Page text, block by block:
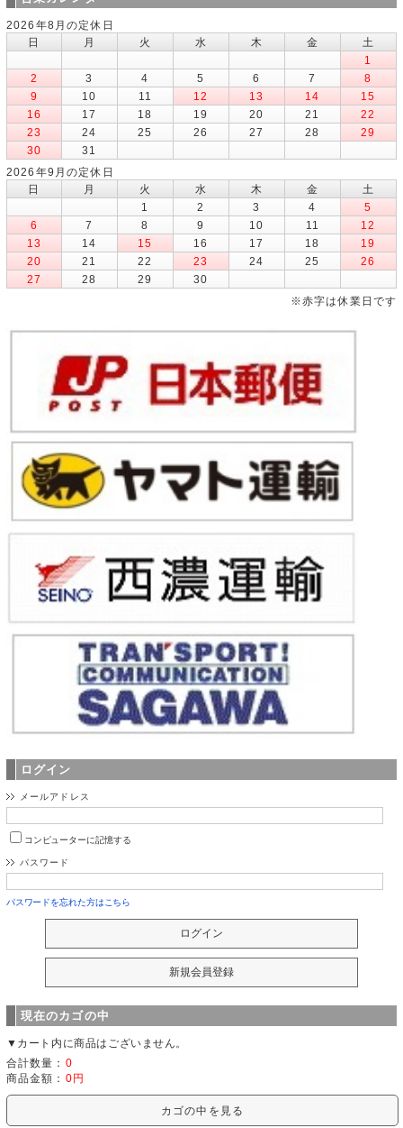
2026年8月の定休日
日
月 火 水 木 金
土
1
2
3 4 5 6 7
8
9
10 11 12 13 14
15
16
17 18 19 20 21
22
23
24 25 26 27 28
29
30
31
2026年9月の定休日
日
月 火 水 木 金
土
1
2 3 4
5
6
7 8 9 10 11
12
13
14 15 16 17 18
19
20
21 22 23 24 25
26
27
28 29
30
※赤字は休業日です
ログイン
メールアドレス
コンピューターに記憶する
パスワード
パスワードを忘れた方はこちら
現在のカゴの中
▼カート内に商品はございません。
合計数量： 0
商品金額： 0円
カゴの中を見る